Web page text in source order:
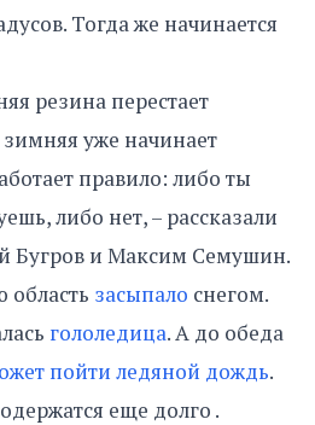
Тогда же начинается
резина перестает
уже начинает
правило: либо ты
либо нет, – рассказали
Бугров и Максим Семушин.
засыпало снегом.
гололедица. А до обеда
пойти ледяной дождь.
еще долго .